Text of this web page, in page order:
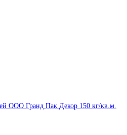
ООО Гранд Пак Декор 150 кг/кв.м.